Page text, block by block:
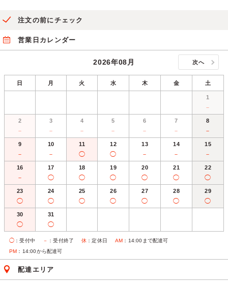
注文の前にチェック
営業日カレンダー
2026年08月 次へ
日 月 火 水 木 金 土
1
－
2
－
3
－
4
－
5
－
6
－
7
－
8
－
9
－
10
－
11
◯
12
◯
13
－
14
－
15
－
16
－
17
◯
18
◯
19
◯
20
◯
21
◯
22
◯
23
◯
24
◯
25
◯
26
◯
27
◯
28
◯
29
◯
30
◯
31
◯
◯ ：受付中 － ：受付終了 休 ：定休日 AM ：14:00まで配達可
PM ：14:00から配達可
配達エリア